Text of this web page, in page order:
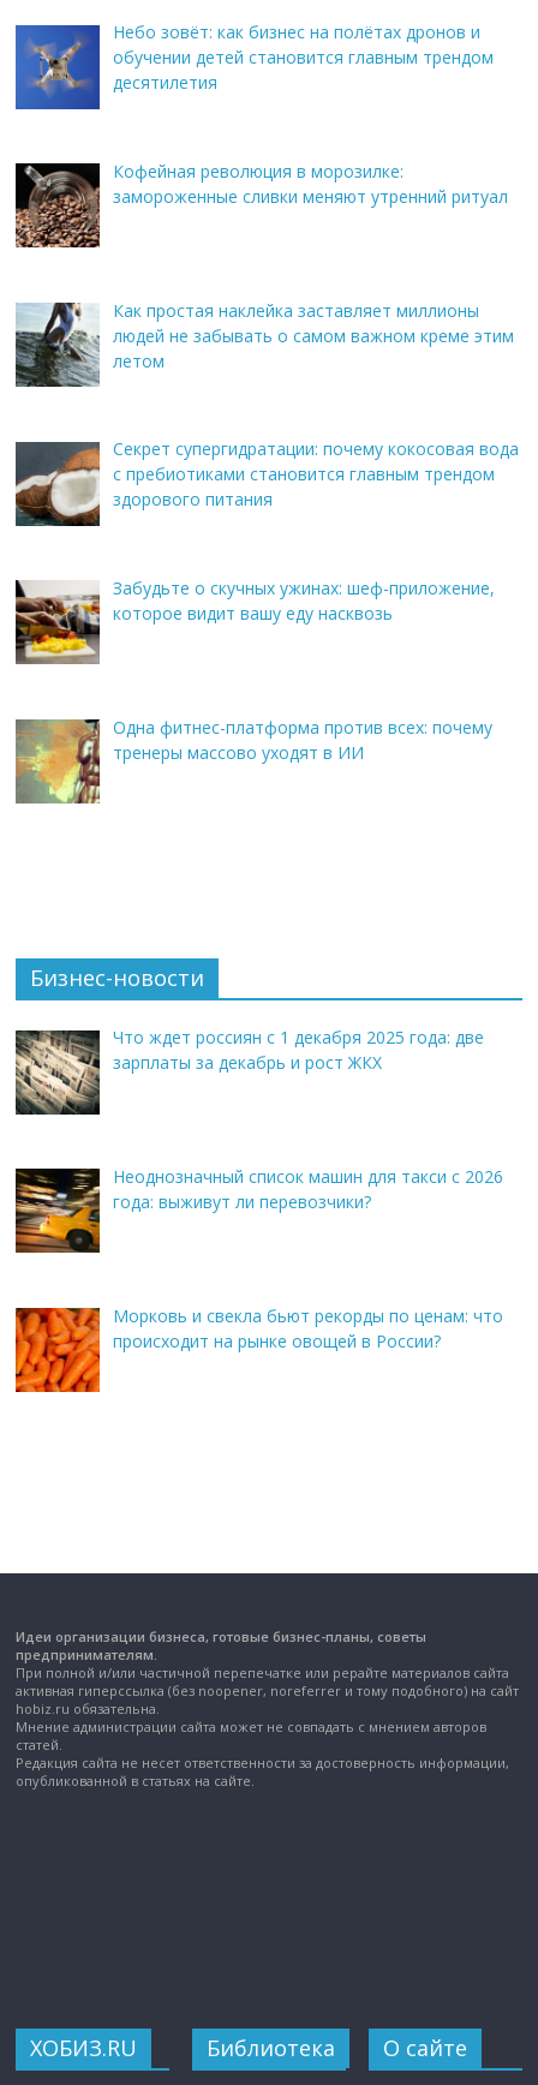
Небо зовёт: как бизнес на полётах дронов и
обучении детей становится главным трендом
десятилетия
Кофейная революция в морозилке:
замороженные сливки меняют утренний ритуал
Как простая наклейка заставляет миллионы
людей не забывать о самом важном креме этим
летом
Секрет супергидратации: почему кокосовая вода
с пребиотиками становится главным трендом
здорового питания
Забудьте о скучных ужинах: шеф-приложение,
которое видит вашу еду насквозь
Одна фитнес-платформа против всех: почему
тренеры массово уходят в ИИ
Бизнес-новости
Что ждет россиян с 1 декабря 2025 года: две
зарплаты за декабрь и рост ЖКХ
Неоднозначный список машин для такси с 2026
года: выживут ли перевозчики?
Морковь и свекла бьют рекорды по ценам: что
происходит на рынке овощей в России?
Идеи организации бизнеса, готовые бизнес-планы, советы
предпринимателям.
При полной и/или частичной перепечатке или рерайте материалов сайта
активная гиперссылка (без noopener, noreferrer и тому подобного) на сайт
hobiz.ru обязательна.
Мнение администрации сайта может не совпадать с мнением авторов
статей.
Редакция сайта не несет ответственности за достоверность информации,
опубликованной в статьях на сайте.
ХОБИЗ.RU Библиотека О сайте